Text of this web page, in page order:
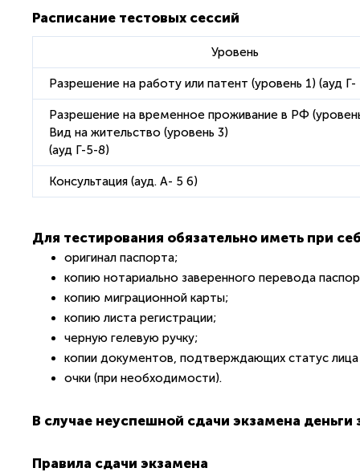
Расписание тестовых сессий
Уровень
Разрешение на работу или патент (уровень 1) (ауд
Разрешение на временное проживание в РФ
Вид на жительство (уровень 3)
(ауд Г-5-8)
Консультация (ауд. А- 5 6)
Для тестирования обязательно иметь при
оригинал паспорта;
копию нотариально заверенного перевода
копию миграционной карты;
копию листа регистрации;
черную гелевую ручку;
копии документов, подтверждающих статус лица
очки (при необходимости).
В случае неуспешной сдачи экзамена
Правила сдачи экзамена